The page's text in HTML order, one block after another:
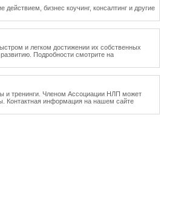
бизнес коучинг, консалтинг и другие
и легком достижении их собственных
Подробности смотрите на
и тренинги. Членом Ассоциации НЛП может
Контактная информация на нашем сайте